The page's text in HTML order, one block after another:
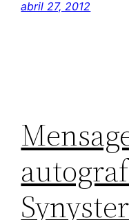
abril 27, 2012